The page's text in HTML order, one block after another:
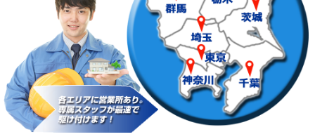
用（追加）/3ｍ超え)
給水管工事※（ライニング鋼管・銅
管・ポリ管・HT管使用/3ｍまで)
44,000円
給水管工事※（ライニング鋼管・銅
管・ポリ管・HT管使用/3ｍ超え)
+8,800円
マス交換（土の掘削・埋め戻し作業） 11,000円~